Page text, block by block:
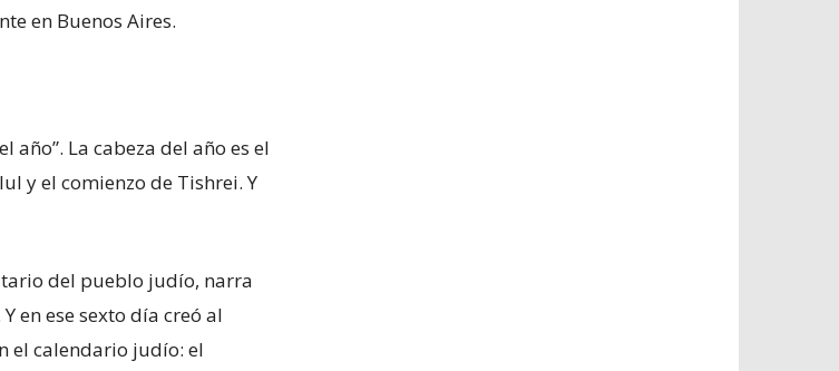
en Buenos Aires.
año”. La cabeza del año es el
y el comienzo de Tishrei. Y
del pueblo judío, narra
en ese sexto día creó al
el calendario judío: el